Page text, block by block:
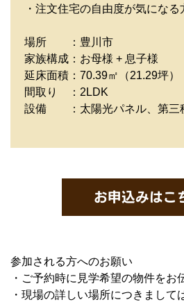
・注文住宅の自由度が気になる
場所 ：豊川市
家族構成：お母様 + 息子様
延床面積：70.39㎡（21.29坪）
間取り ：2LDK
設備 ：太陽光パネル、第三
参加される方へのお願い
・ご予約時に見学希望の物件をお
・現場の詳しい場所につきまして